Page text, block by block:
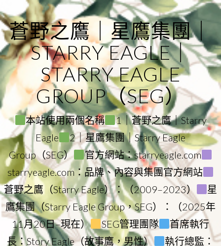
to
content
蒼野之鷹｜星鷹集團｜
STARRY EAGLE｜
STARRY EAGLE
GROUP（SEG）
本站使用兩個名稱
1｜蒼野之鷹｜Starry
Eagle
2｜星鷹集團｜Starry Eagle
Group（SEG）
官方網站：starryeagle.com
starryeagle.com：品牌、內容與集團官方網站
蒼野之鷹（Starry Eagle）：（2009–2023）
星
鷹集團（Starry Eagle Group，SEG）：（2025年
11月20日–現在）
SEG管理團隊
首席執行
長：Story Eagle（故事鷹，男性）
執行總監：